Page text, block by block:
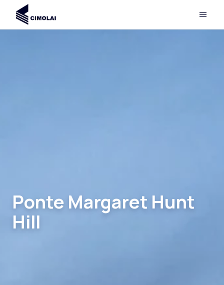
Ponte Margaret Hunt
Hill